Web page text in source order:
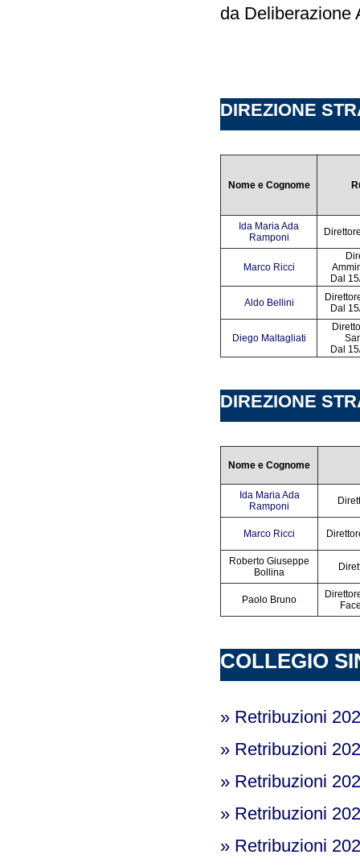
da Deliberazione
DIREZIONE
Nome e Cognome
Ida Maria Ada
Ramponi
Marco Ricci
Dal
Aldo Bellini
Dal
Diego Maltagliati
Dal
DIREZIONE
Nome e Cognome
Ida Maria Ada
Ramponi
Marco Ricci
Roberto Giuseppe
Bollina
Paolo Bruno
COLLEGIO
» Retribuzioni
» Retribuzioni
» Retribuzioni
» Retribuzioni
» Retribuzioni